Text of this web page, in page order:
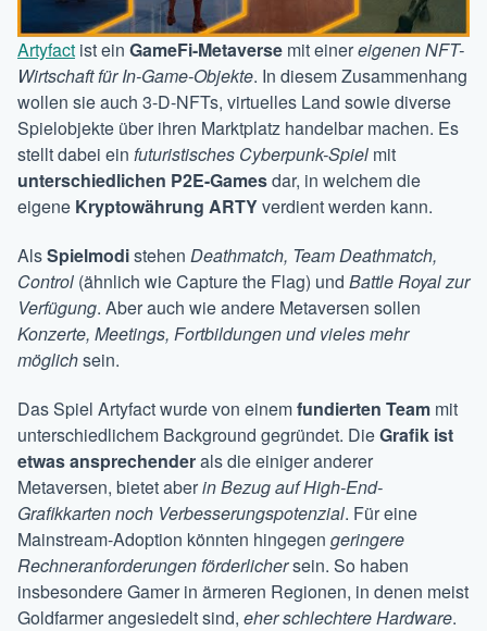
Artyfact ist ein GameFi-Metaverse mit einereigenen NFT-
Wirtschaft für In-Game-Objekte. In diesem Zusammenhang
wollen sie auch 3-D-NFTs, virtuelles Land sowie diverse
Spielobjekte über ihren Marktplatz handelbar machen. Es
stellt dabei ein futuristisches Cyberpunk-Spiel mit
unterschiedlichen P2E-Gamesdar, in welchem die
eigene Kryptowährung ARTYverdient werden kann.
AlsSpielmodistehen Deathmatch, Team Deathmatch,
Control (ähnlich wie Capture the Flag) und Battle Royal zur
Verfügung. Aber auch wie andere Metaversen sollen
Konzerte, Meetings, Fortbildungen und vieles mehr
möglichsein.
Das Spiel Artyfact wurde von einemfundierten Team mit
unterschiedlichem Background gegründet. DieGrafik ist
etwas ansprechenderals die einiger anderer
Metaversen, bietet aberin Bezug auf High-End-
Grafikkarten noch Verbesserungspotenzial. Für eine
Mainstream-Adoption könnten hingegen geringere
Rechneranforderungen förderlichersein. So haben
insbesondere Gamer in ärmeren Regionen, in denen meist
Goldfarmer angesiedelt sind, eher schlechtere Hardware.